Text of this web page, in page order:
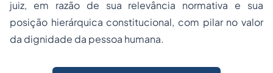
juiz, em razão de sua relevância normativa e sua
posição hierárquica constitucional, com pilar no valor
da dignidade da pessoa humana.